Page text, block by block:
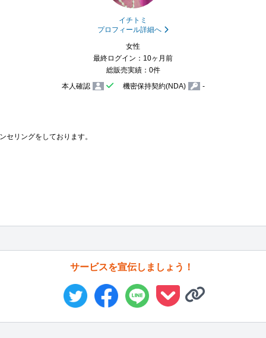
イチトミ
プロフィール詳細へ
女性
最終ログイン：10ヶ月前
総販売実績：0件
本人確認
機密保持契約(NDA) -
セリングをしております。
サービスを宣伝しましょう！